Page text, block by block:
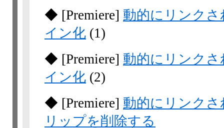
◆ [Premiere] 動的にリンク
イン化 (1)
◆ [Premiere] 動的にリンク
イン化 (2)
◆ [Premiere] 動的にリンク
リップを削除する